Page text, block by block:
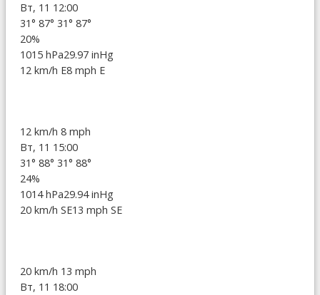
Вт, 11 12:00
31° 87° 31° 87°
20%
1015 hPa29.97 inHg
12 km/h E8 mph E
12 km/h 8 mph
Вт, 11 15:00
31° 88° 31° 88°
24%
1014 hPa29.94 inHg
20 km/h SE13 mph SE
20 km/h 13 mph
Вт, 11 18:00